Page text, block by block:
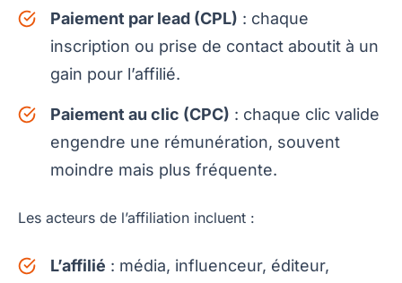
Paiement par lead (CPL) : chaque
inscription ou prise de contact aboutit à un
gain pour l’affilié.
Paiement au clic (CPC) : chaque clic valide
engendre une rémunération, souvent
moindre mais plus fréquente.
Les acteurs de l’affiliation incluent :
L’affilié : média, influenceur, éditeur,